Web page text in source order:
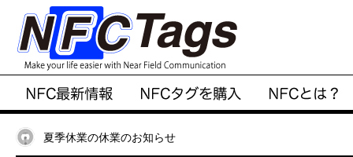
夏季休業の休業のお知らせ